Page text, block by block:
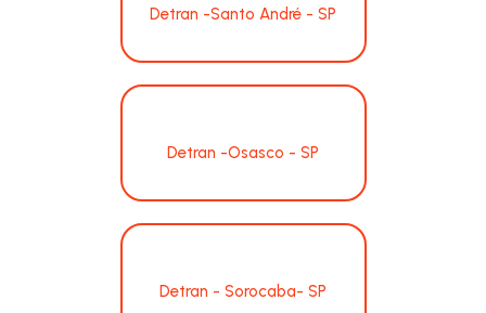
Detran -Santo André - SP
Detran -Osasco - SP
Detran - Sorocaba- SP